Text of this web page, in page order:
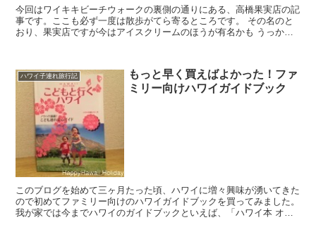
今回はワイキキビーチウォークの裏側の通りにある、高橋果実店の記
事です。ここも必ず一度は散歩がてら寄るところです。 その名のと
おり、果実店ですが今はアイスクリームのほうが有名かも うっかり
ハワイ子連れ旅行記
もっと早く買えばよかった！ファ
ミリー向けハワイガイドブック
このブログを始めて三ヶ月たった頃、ハワイに増々興味が湧いてきた
ので初めてファミリー向けのハワイガイドブックを買ってみました。
我が家では今までハワイのガイドブックといえば、「ハワイ本 オア